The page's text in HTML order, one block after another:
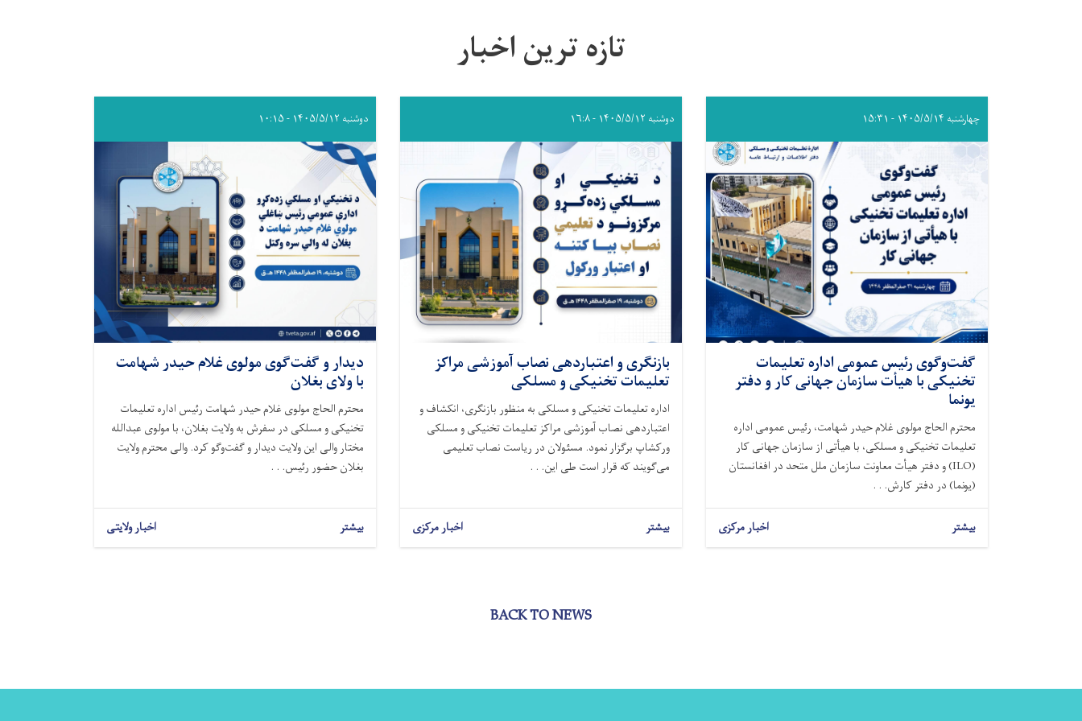
تازه ترین اخبار
چهارشنبه ۱۴۰۵/۵/۱۴ - ۱۵:۳۱
گفت‌وگوی رئیس عمومی اداره تعلیمات
تخنیکی با هیأت سازمان جهانی کار و دفتر
یونما
محترم الحاج مولوی غلام حیدر شهامت، رئیس عمومی اداره
تعلیمات تخنیکی و مسلکی، با هیأتی از سازمان جهانی کار
(ILO) و دفتر هیأت معاونت سازمان ملل متحد در افغانستان
(یونما) در دفتر کارش. . .
بیشتر اخبار مرکزی
دوشنبه ۱۴۰۵/۵/۱۲ - ۱۶:۸
بازنگری و اعتباردهی نصاب آموزشی مراکز
تعلیمات تخنیکی و مسلکی
اداره تعلیمات تخنیکی و مسلکی به منظور بازنگری، انکشاف و
اعتباردهی نصاب آموزشی مراکز تعلیمات تخنیکی و مسلکی
ورکشاپ برگزار نمود. مسئولان در ریاست نصاب تعلیمی
می‌گویند که قرار است طی این. . .
بیشتر اخبار مرکزی
دوشنبه ۱۴۰۵/۵/۱۲ - ۱۰:۱۵
دیدار و گفت‌گوی مولوی غلام حیدر شهامت
با ولای بغلان
محترم الحاج مولوی غلام حیدر شهامت رئیس اداره تعلیمات
تخنیکی و مسلکی در سفرش به ولایت بغلان، با مولوی عبدالله
مختار والی این ولایت دیدار و گفت‌وگو کرد. والی محترم ولایت
بغلان حضور رئیس. . .
بیشتر اخبار ولایتی
BACK TO NEWS